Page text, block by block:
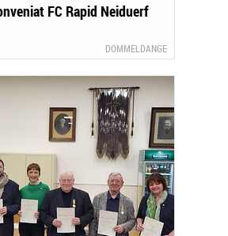
FC Rapid Neiduerf
DOMMELDANGE